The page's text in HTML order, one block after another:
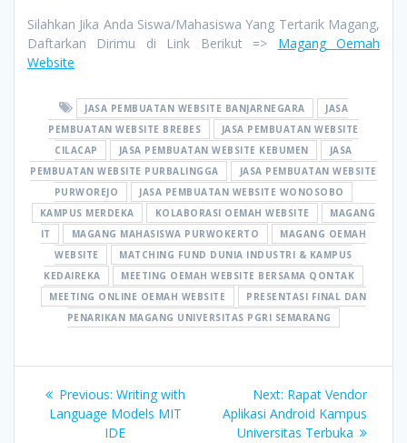
Silahkan Jika Anda Siswa/Mahasiswa Yang Tertarik Magang,
Daftarkan Dirimu di Link Berikut => Magang Oemah
Website
JASA PEMBUATAN WEBSITE BANJARNEGARA
JASA
PEMBUATAN WEBSITE BREBES
JASA PEMBUATAN WEBSITE
CILACAP
JASA PEMBUATAN WEBSITE KEBUMEN
JASA
PEMBUATAN WEBSITE PURBALINGGA
JASA PEMBUATAN WEBSITE
PURWOREJO
JASA PEMBUATAN WEBSITE WONOSOBO
KAMPUS MERDEKA
KOLABORASI OEMAH WEBSITE
MAGANG
IT
MAGANG MAHASISWA PURWOKERTO
MAGANG OEMAH
WEBSITE
MATCHING FUND DUNIA INDUSTRI & KAMPUS
KEDAIREKA
MEETING OEMAH WEBSITE BERSAMA QONTAK
MEETING ONLINE OEMAH WEBSITE
PRESENTASI FINAL DAN
PENARIKAN MAGANG UNIVERSITAS PGRI SEMARANG
Post
navigation
Previous: Previous
post:
Writing with
Language Models MIT
IDE
Next: Next
post:
Rapat Vendor
Aplikasi Android Kampus
Universitas Terbuka